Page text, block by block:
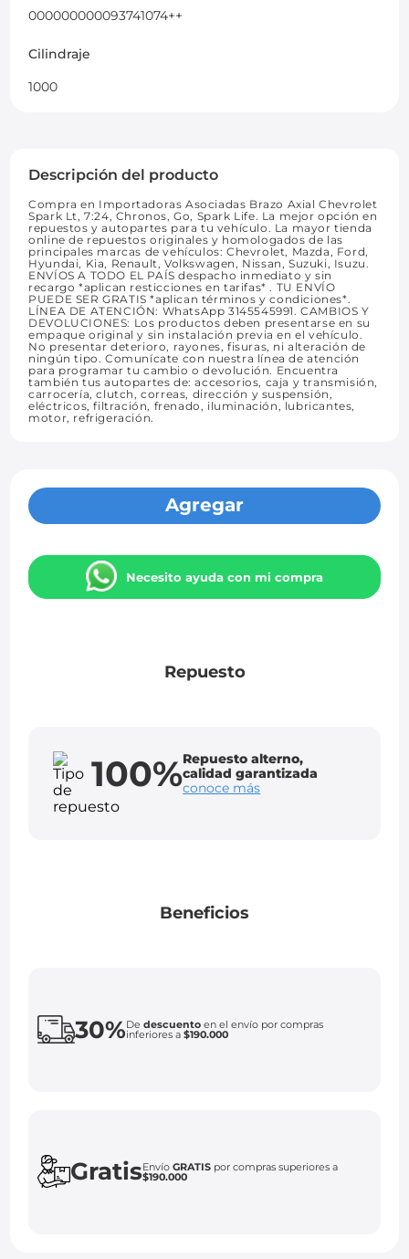
000000000093741074++
Cilindraje
1000
Descripción del producto
Compra en Importadoras Asociadas Brazo Axial Chevrolet
Spark Lt, 7:24, Chronos, Go, Spark Life. La mejor opción en
repuestos y autopartes para tu vehículo. La mayor tienda
online de repuestos originales y homologados de las
principales marcas de vehículos: Chevrolet, Mazda, Ford,
Hyundai, Kia, Renault, Volkswagen, Nissan, Suzuki, Isuzu.
ENVÍOS A TODO EL PAÍS despacho inmediato y sin
recargo *aplican resticciones en tarifas* . TU ENVÍO
PUEDE SER GRATIS *aplican términos y condiciones*.
LÍNEA DE ATENCIÓN: WhatsApp 3145545991. CAMBIOS Y
DEVOLUCIONES: Los productos deben presentarse en su
empaque original y sin instalación previa en el vehículo.
No presentar deterioro, rayones, fisuras, ni alteración de
ningún tipo. Comunícate con nuestra línea de atención
para programar tu cambio o devolución. Encuentra
también tus autopartes de: accesorios, caja y transmisión,
carrocería, clutch, correas, dirección y suspensión,
eléctricos, filtración, frenado, iluminación, lubricantes,
motor, refrigeración.
Agregar
Necesito ayuda con mi compra
Repuesto
100%Repuesto alterno,
calidad garantizada
conoce más
Beneficios
30%Dedescuento en el envío por compras
inferiores a$190.000
GratisEnvíoGRATIS por compras superiores a
$190.000